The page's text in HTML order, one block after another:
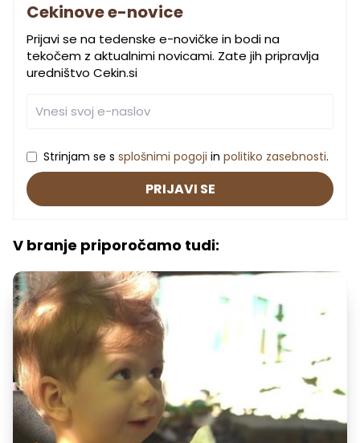
Cekinove e-novice
Prijavi se na tedenske e-novičke in bodi na
tekočem z aktualnimi novicami. Zate jih pripravlja
uredništvo Cekin.si
Strinjam se s splošnimi pogoji in politiko zasebnosti.
PRIJAVI SE
V branje priporočamo tudi: